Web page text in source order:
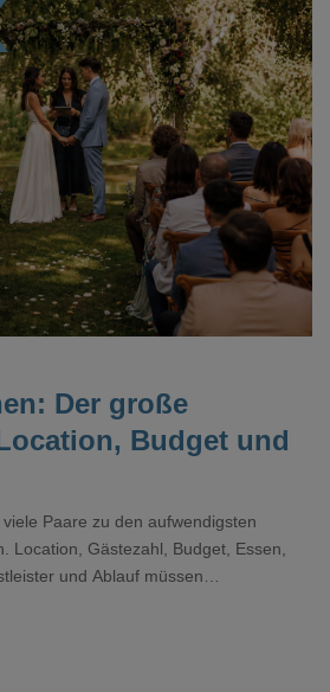
Der große
Budget und
Paare zu den aufwendigsten
Location, Gästezahl, Budget, Essen,
und Ablauf müssen
Tag gut organisiert ist und trotzdem